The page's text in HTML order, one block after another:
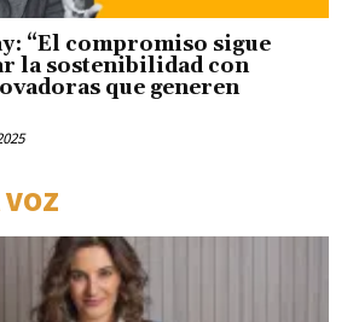
“El compromiso sigue
la sostenibilidad con
que generen